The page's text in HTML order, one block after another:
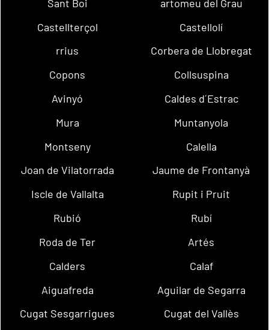
Sant Boi
artomeu del Grau
Castellterçol
Castellolí
rrius
Corbera de Llobregat
Copons
Collsuspina
Avinyó
Caldes d´Estrac
Mura
Muntanyola
Montseny
Calella
Joan de Vilatorrada
Jaume de Frontanyà
Iscle de Vallalta
Rupit i Pruit
Rubió
Rubí
Roda de Ter
Artés
Calders
Calaf
Aiguafreda
Aguilar de Segarra
Cugat Sesgarrigues
Cugat del Vallès